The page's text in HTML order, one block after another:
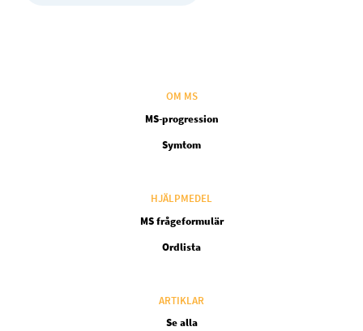
OM MS
MS-progression
Symtom
HJÄLPMEDEL
MS frågeformulär
Ordlista
ARTIKLAR
Se alla